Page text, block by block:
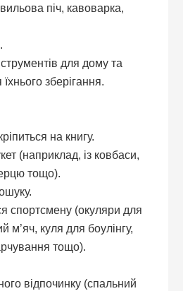
піч, кавоварка,
для дому та
зберігання.
на книгу.
(наприклад, із ковбаси,
тощо).
спортсмену (окуляри для
м’яч, куля для боулінгу,
тощо).
відпочинку (спальний